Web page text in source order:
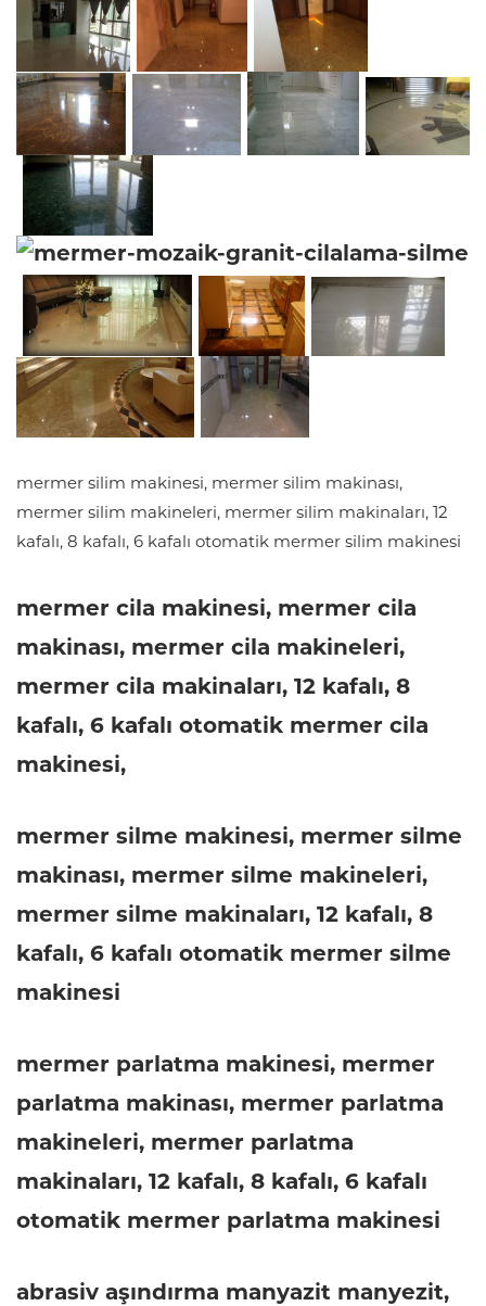
mermer silim makinesi, mermer silim makinası,
mermer silim makineleri, mermer silim makinaları, 12
kafalı, 8 kafalı, 6 kafalı otomatik mermer silim makinesi
mermer cila makinesi, mermer cila
makinası, mermer cila makineleri,
mermer cila makinaları, 12 kafalı, 8
kafalı, 6 kafalı otomatik mermer cila
makinesi,
mermer silme makinesi, mermer silme
makinası, mermer silme makineleri,
mermer silme makinaları, 12 kafalı, 8
kafalı, 6 kafalı otomatik mermer silme
makinesi
mermer parlatma makinesi, mermer
parlatma makinası, mermer parlatma
makineleri, mermer parlatma
makinaları, 12 kafalı, 8 kafalı, 6 kafalı
otomatik mermer parlatma makinesi
abrasiv aşındırma manyazit manyezit,